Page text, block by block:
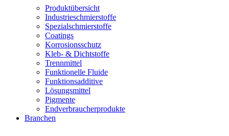
Produktübersicht
Industrieschmierstoffe
Spezialschmierstoffe
Coatings
Korrosionsschutz
Kleb- & Dichtstoffe
Trennmittel
Funktionelle Fluide
Funktionsadditive
Lösungsmittel
Pigmente
Endverbraucherprodukte
Branchen